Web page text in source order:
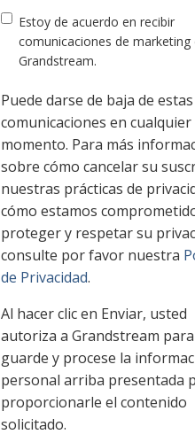
Estoy de acuerdo en recibir
comunicaciones de marketing
Grandstream.
Puede darse de baja de estas
comunicaciones en cualquier
momento. Para más
sobre cómo cancelar su
nuestras prácticas de
cómo estamos
proteger y respetar su
consulte por favor nuestra
de Privacidad.
Al hacer clic en Enviar, usted
autoriza a Grandstream
guarde y procese la
personal arriba presentada
proporcionarle el contenido
solicitado.